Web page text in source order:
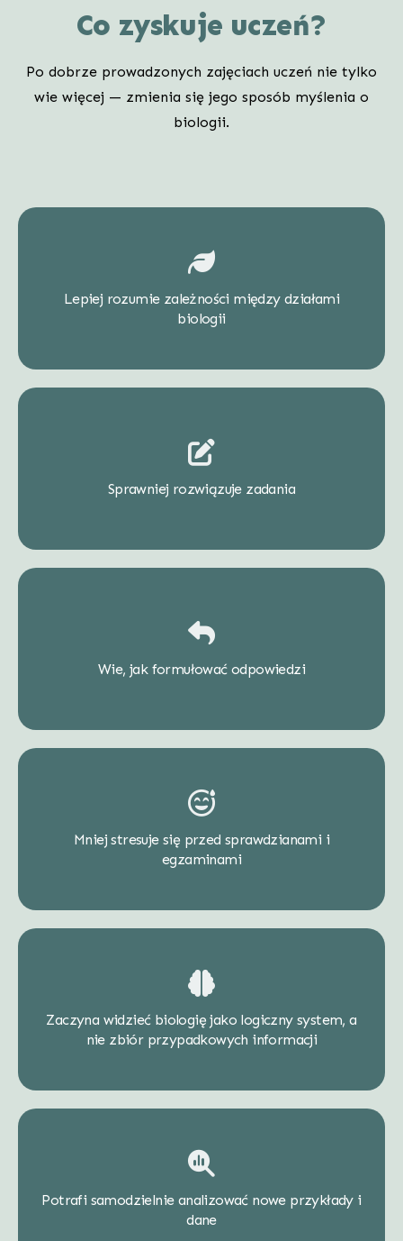
Co zyskuje uczeń?
Po dobrze prowadzonych zajęciach uczeń nie tylko
wie więcej — zmienia się jego sposób myślenia o
biologii.
Lepiej rozumie zależności między działami
biologii
Sprawniej rozwiązuje zadania
Wie, jak formułować odpowiedzi
Mniej stresuje się przed sprawdzianami i
egzaminami
Zaczyna widzieć biologię jako logiczny system, a
nie zbiór przypadkowych informacji
Potrafi samodzielnie analizować nowe przykłady i
dane